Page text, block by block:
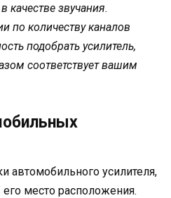
качестве звучания.
по количеству каналов
подобрать усилитель,
соответствует вашим
автомобильного усилителя,
место расположения.